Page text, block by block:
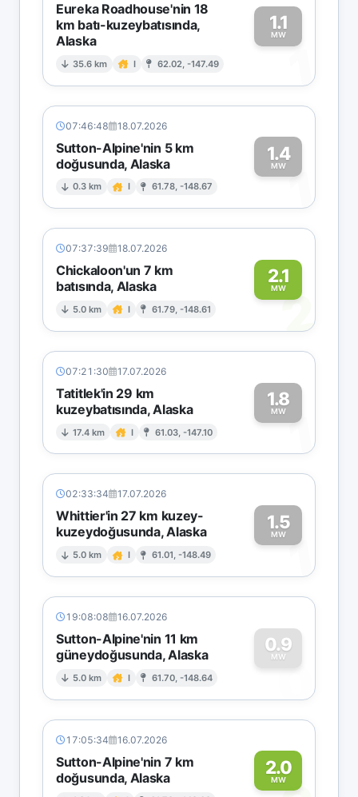
Eureka Roadhouse'nin 18
km batı-kuzeybatısında,
Alaska
35.6 km I 62.02, -147.49
1.1
MW
1
07:46:48 18.07.2026
Sutton-Alpine'nin 5 km
doğusunda, Alaska
0.3 km I 61.78, -148.67
1.4
MW1
07:37:39 18.07.2026
Chickaloon'un 7 km
batısında, Alaska
5.0 km I 61.79, -148.61
2.1
MW
2
07:21:30 17.07.2026
Tatitlek'in 29 km
kuzeybatısında, Alaska
17.4 km I 61.03, -147.10
1.8
MW1
02:33:34 17.07.2026
Whittier'in 27 km kuzey-
kuzeydoğusunda, Alaska
5.0 km I 61.01, -148.49
1.5
MW1
19:08:08 16.07.2026
Sutton-Alpine'nin 11 km
güneydoğusunda, Alaska
5.0 km I 61.70, -148.64
0.9
MW
0
17:05:34 16.07.2026
Sutton-Alpine'nin 7 km
doğusunda, Alaska
2.0
MW